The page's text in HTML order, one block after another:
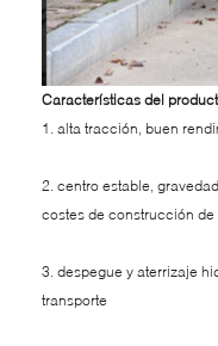
Características del
1. alta tracción, buen
2. centro estable,
costes de construcción de
3. despegue y aterrizaje
transporte